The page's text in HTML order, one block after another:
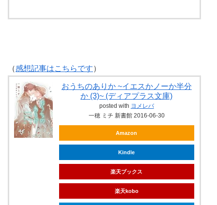
（感想記事はこちらです）
おうちのありか ~イエスかノーか半分
か (3)~ (ディアプラス文庫)
posted with ヨメレバ
一穂 ミチ 新書館 2016-06-30
Amazon
Kindle
楽天ブックス
楽天kobo